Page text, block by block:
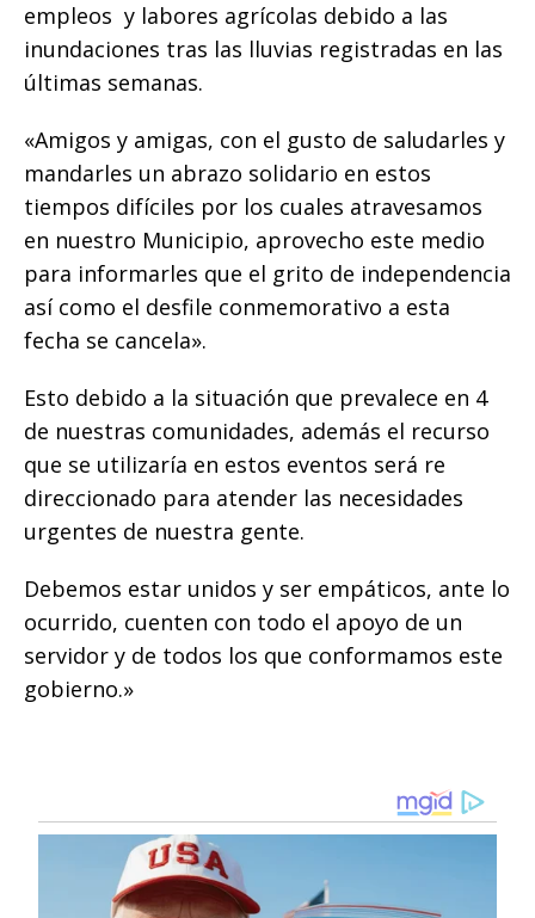
empleos y labores agrícolas debido a las
inundaciones tras las lluvias registradas en las
últimas semanas.
«Amigos y amigas, con el gusto de saludarles y
mandarles un abrazo solidario en estos
tiempos difíciles por los cuales atravesamos
en nuestro Municipio, aprovecho este medio
para informarles que el grito de independencia
así como el desfile conmemorativo a esta
fecha se cancela».
Esto debido a la situación que prevalece en 4
de nuestras comunidades, además el recurso
que se utilizaría en estos eventos será re
direccionado para atender las necesidades
urgentes de nuestra gente.
Debemos estar unidos y ser empáticos, ante lo
ocurrido, cuenten con todo el apoyo de un
servidor y de todos los que conformamos este
gobierno.»